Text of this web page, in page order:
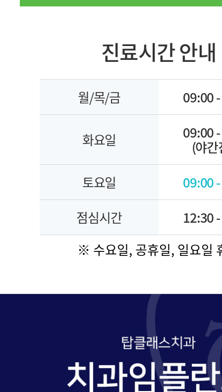
진료시간 안내
월/목/금 09:00
화요일 09:00
(야
토요일
09:00
점심시간
12:30
※ 수요일, 공휴일, 일요일